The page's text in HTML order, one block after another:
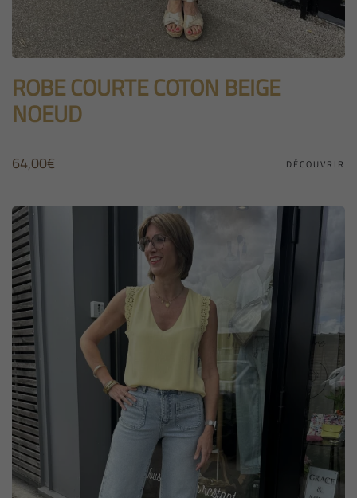
ROBE COURTE COTON BEIGE
NOEUD
64,00€ DÉCOUVRIR